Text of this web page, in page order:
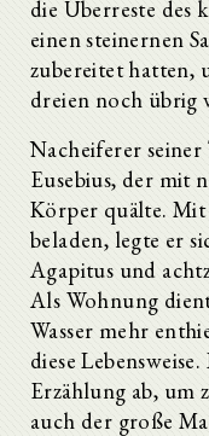
die Überreste des
einen steinernen
zubereitet hatten,
dreien noch übrig
Nacheiferer
Eusebius, der mit
Körper quälte.
beladen, legte er
Agapitus und
Als Wohnung
Wasser mehr
diese
Erzählung ab, um
auch der große